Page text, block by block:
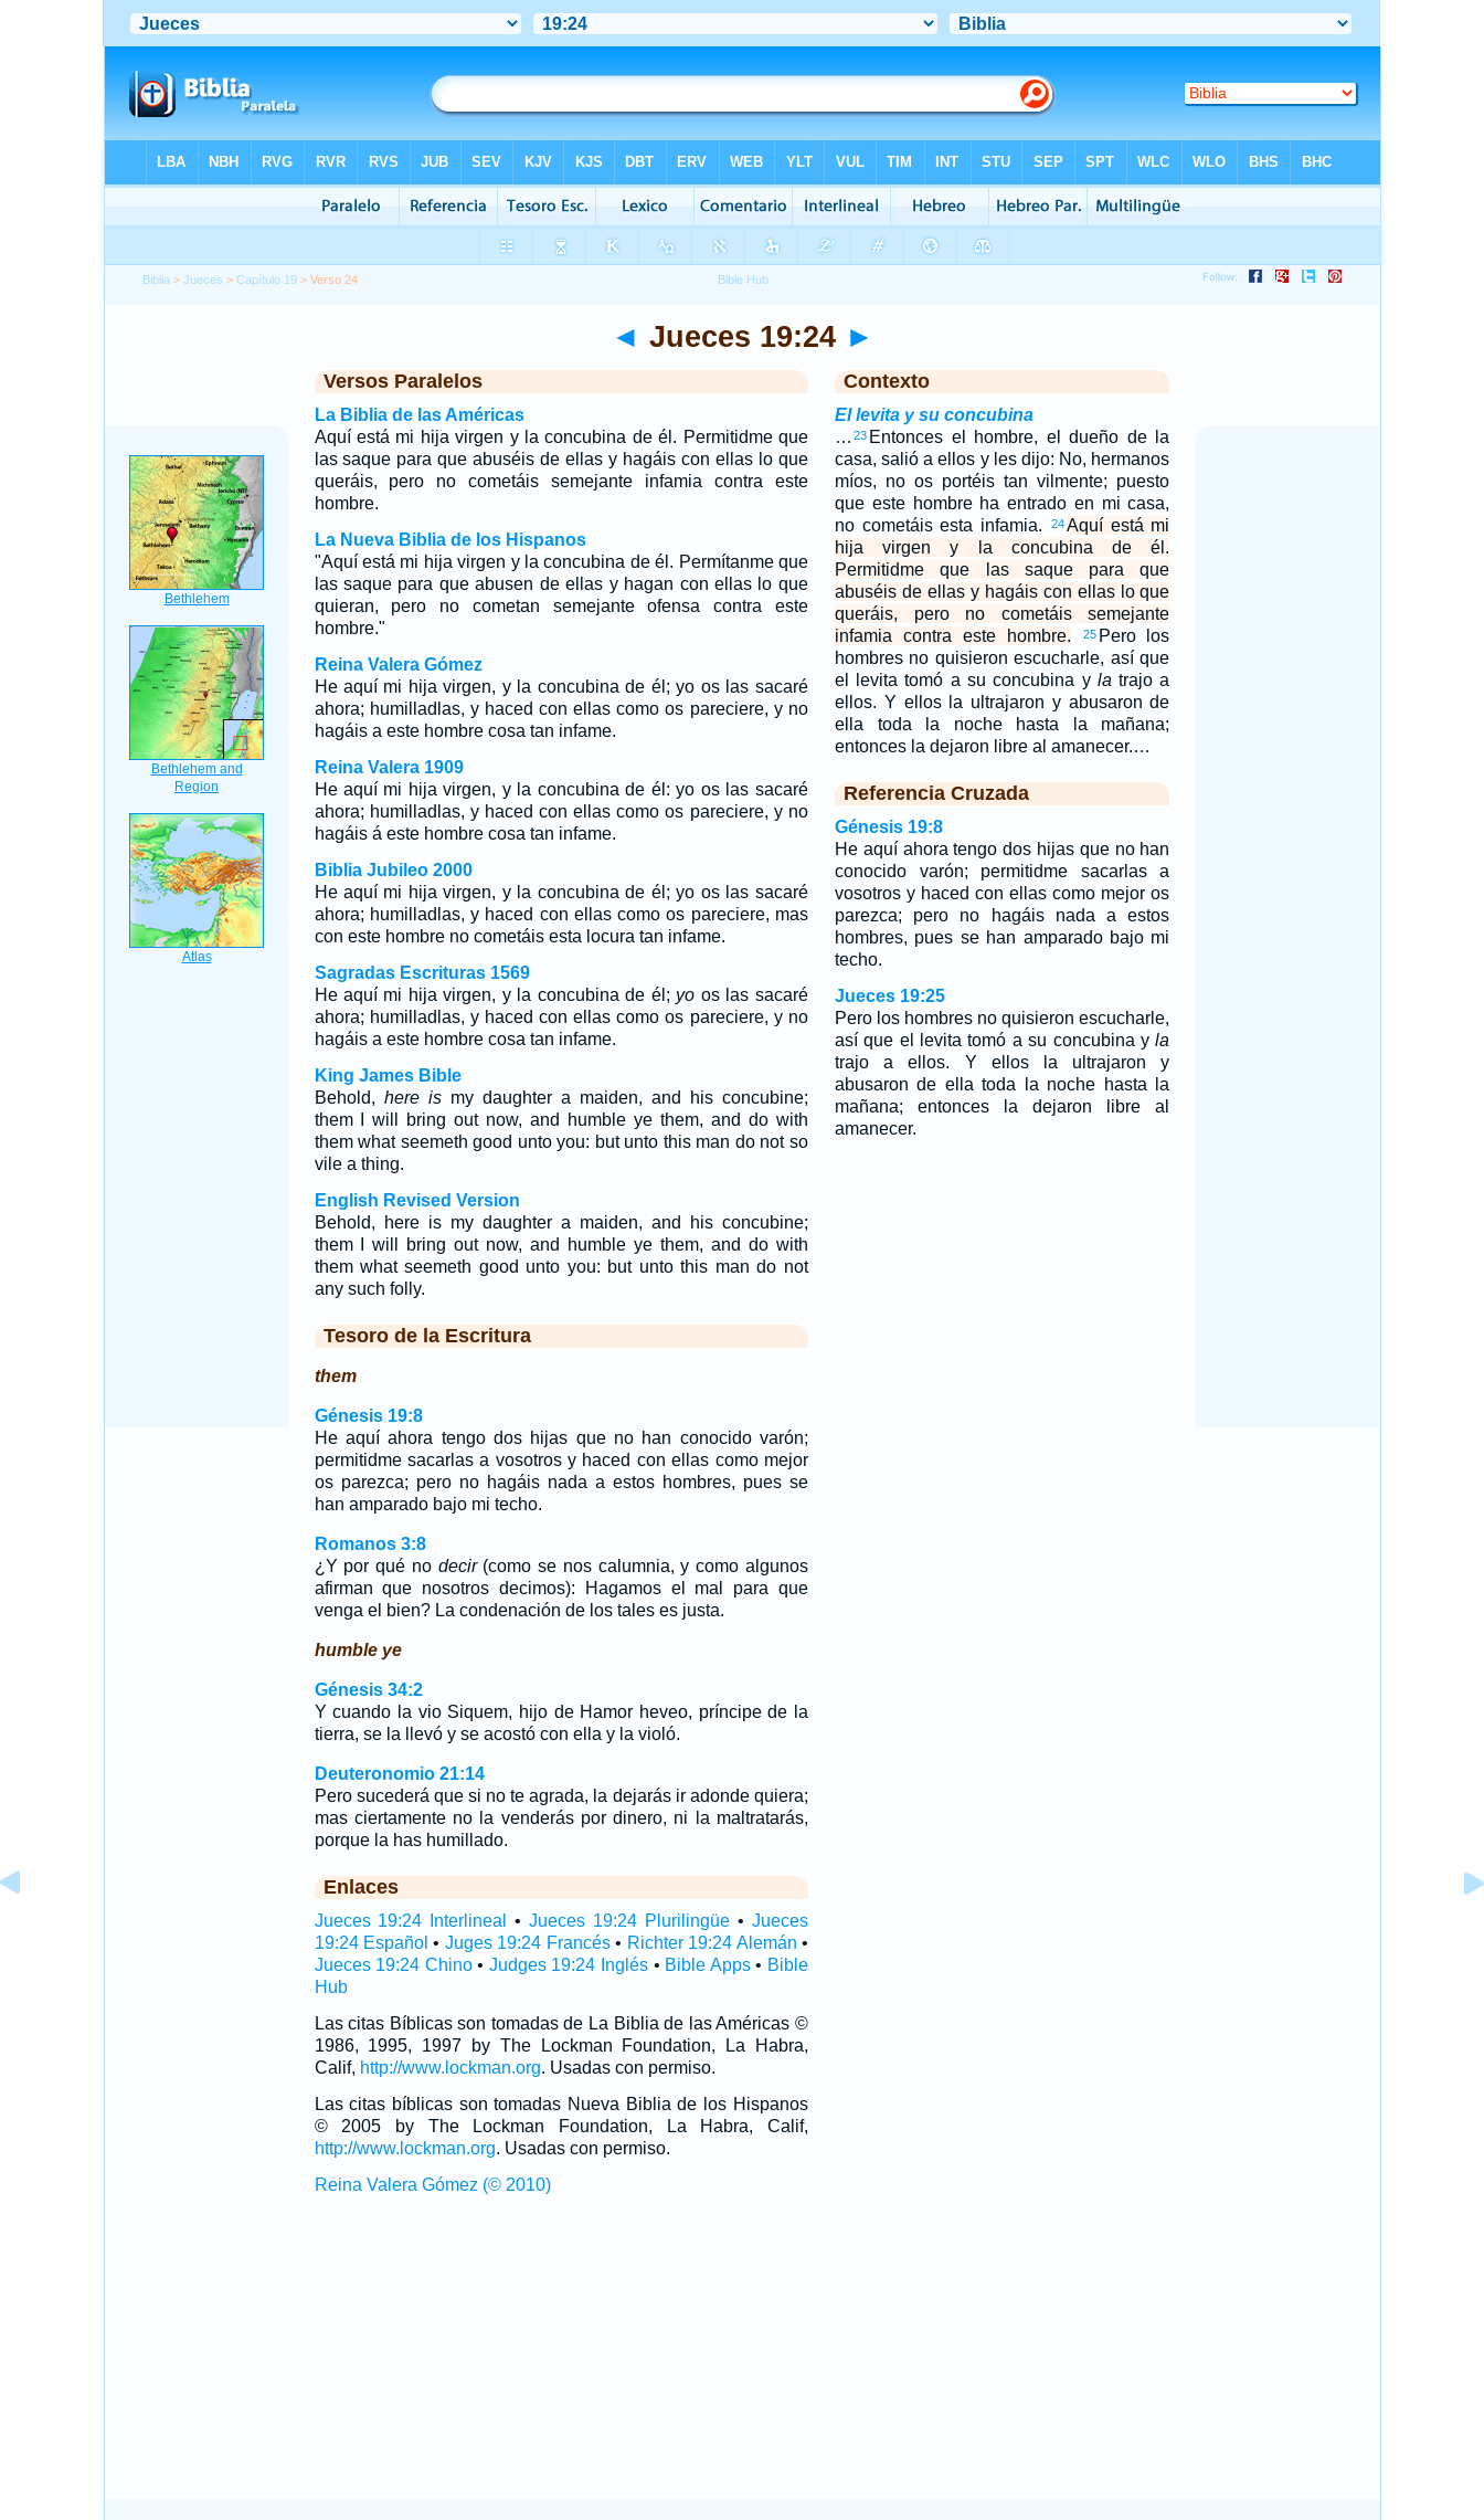
Biblia >Jueces >Capítulo 19 > Verso 24
◄ Jueces 19:24 ►
Versos Paralelos
La Biblia de las Américas
Aquí está mi hija virgen y la concubina de él. Permitidme que
las saque para que abuséis de ellas y hagáis con ellas lo que
queráis, pero no cometáis semejante infamia contra este
hombre.
La Nueva Biblia de los Hispanos
"Aquí está mi hija virgen y la concubina de él. Permítanme que
las saque para que abusen de ellas y hagan con ellas lo que
quieran, pero no cometan semejante ofensa contra este
hombre."
Reina Valera Gómez
He aquí mi hija virgen, y la concubina de él; yo os las sacaré
ahora; humilladlas, y haced con ellas como os pareciere, y no
hagáis a este hombre cosa tan infame.
Reina Valera 1909
He aquí mi hija virgen, y la concubina de él: yo os las sacaré
ahora; humilladlas, y haced con ellas como os pareciere, y no
hagáis á este hombre cosa tan infame.
Biblia Jubileo 2000
He aquí mi hija virgen, y la concubina de él;yo os las sacaré
ahora; humilladlas, y haced con ellas como os pareciere, mas
con este hombre no cometáis esta locura tan infame.
Sagradas Escrituras 1569
He aquí mi hija virgen, y la concubina de él; yo os las sacaré
ahora; humilladlas, y haced con ellas como os pareciere, y no
hagáis a este hombre cosa tan infame.
King James Bible
Behold, here ismy daughter a maiden, and his concubine;
them I will bring out now, and humble ye them, and do with
them what seemeth good unto you: but unto this man do not so
vile a thing.
English Revised Version
Behold, here is my daughter a maiden, and his concubine;
them I will bring out now, and humble ye them, and do with
them what seemeth good unto you: but unto this man do not
any such folly.
Tesoro de la Escritura
them
Génesis 19:8
He aquí ahora tengo dos hijas que no han conocido varón;
permitidme sacarlas a vosotros y haced con ellas como mejor
os parezca; pero no hagáis nada a estos hombres, pues se
han amparado bajo mi techo.
Romanos 3:8
¿Y por qué no decir(como se nos calumnia, y como algunos
afirman que nosotros decimos): Hagamos el mal para que
venga el bien? La condenación de los tales es justa.
humble ye
Génesis 34:2
Y cuando la vio Siquem, hijo de Hamor heveo, príncipe de la
tierra, se la llevó y se acostó con ella y la violó.
Deuteronomio 21:14
Pero sucederá que si no te agrada, la dejarás ir adonde quiera;
mas ciertamente no la venderás por dinero, ni la maltratarás,
porque la has humillado.
Enlaces
Jueces 19:24 Interlineal •Jueces 19:24 Plurilingüe • Jueces
19:24 Español • Juges 19:24 Francés• Richter 19:24 Alemán •
Jueces 19:24 Chino• Judges 19:24 Inglés • Bible Apps• Bible
Hub
Las citas Bíblicas son tomadas de La Biblia de las Américas ©
1986, 1995, 1997 by The Lockman Foundation, La Habra,
Calif, http://www.lockman.org. Usadas con permiso.
Las citas bíblicas son tomadas Nueva Biblia de los Hispanos
© 2005 by The Lockman Foundation, La Habra, Calif,
http://www.lockman.org. Usadas con permiso.
Reina Valera Gómez (© 2010)
Contexto
El levita y su concubina
… 23 Entonces el hombre, el dueño de la
casa, salió a ellos y les dijo: No, hermanos
míos, no os portéis tan vilmente; puesto
que este hombre ha entrado en mi casa,
no cometáis esta infamia.
24Aquí está mi
hija virgen y la concubina de él.
Permitidme que las saque para que
abuséis de ellas y hagáis con ellas lo que
queráis, pero no cometáis semejante
infamia contra este hombre.
25 Pero los
hombres no quisieron escucharle, así que
el levita tomó a su concubina y la trajo a
ellos. Y ellos la ultrajaron y abusaron de
ella toda la noche hasta la mañana;
entonces la dejaron libre al amanecer.…
Referencia Cruzada
Génesis 19:8
He aquí ahora tengo dos hijas que no han
conocido varón; permitidme sacarlas a
vosotros y haced con ellas como mejor os
parezca; pero no hagáis nada a estos
hombres, pues se han amparado bajo mi
techo.
Jueces 19:25
Pero los hombres no quisieron escucharle,
así que el levita tomó a su concubina yla
trajo a ellos. Y ellos la ultrajaron y
abusaron de ella toda la noche hasta la
mañana; entonces la dejaron libre al
amanecer.